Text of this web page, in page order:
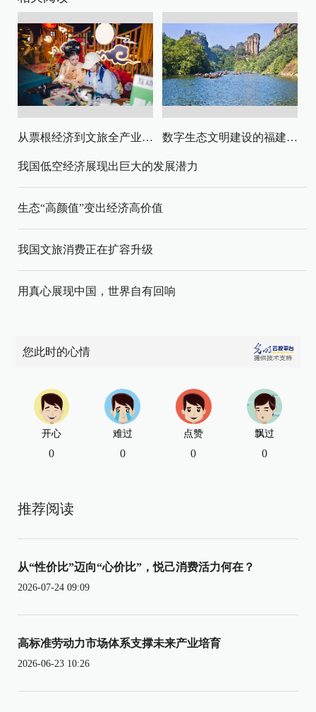
从票根经济到文旅全产业链升级 数字生态文明建设的福建路径与启示
我国低空经济展现出巨大的发展潜力
生态“高颜值”变出经济高价值
我国文旅消费正在扩容升级
用真心展现中国，世界自有回响
您此时的心情
开心
0
难过
0
点赞
0
飘过
0
推荐阅读
从“性价比”迈向“心价比”，悦己消费活力何在？
2026-07-24 09:09
高标准劳动力市场体系支撑未来产业培育
2026-06-23 10:26